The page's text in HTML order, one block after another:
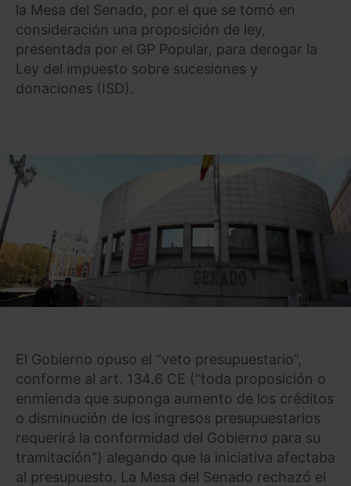
la Mesa del Senado, por el que se tomó en
consideración una proposición de ley,
presentada por el GP Popular, para derogar la
Ley del impuesto sobre sucesiones y
donaciones (ISD).
El Gobierno opuso el “veto presupuestario”,
conforme al art. 134.6 CE (“toda proposición o
enmienda que suponga aumento de los créditos
o disminución de los ingresos presupuestarios
requerirá la conformidad del Gobierno para su
tramitación”) alegando que la iniciativa afectaba
al presupuesto. La Mesa del Senado rechazó el